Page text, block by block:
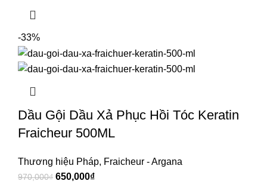
-33%
Dầu Gội Dầu Xả Phục Hồi Tóc Keratin
Fraicheur 500ML
Thương hiệu Pháp, Fraicheur - Argana
970,000₫ 650,000₫